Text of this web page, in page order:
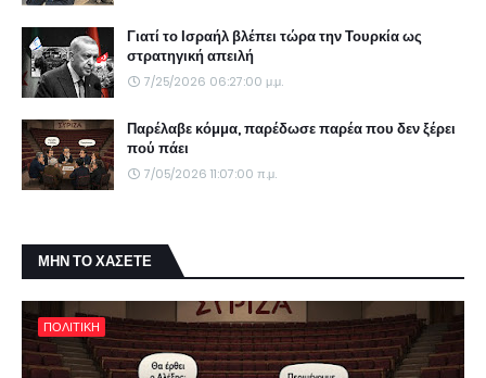
Γιατί το Ισραήλ βλέπει τώρα την Τουρκία ως
στρατηγική απειλή
7/25/2026 06:27:00 μ.μ.
Παρέλαβε κόμμα, παρέδωσε παρέα που δεν ξέρει
πού πάει
7/05/2026 11:07:00 π.μ.
ΜΗΝ ΤΟ ΧΑΣΕΤΕ
ΠΟΛΙΤΙΚΗ